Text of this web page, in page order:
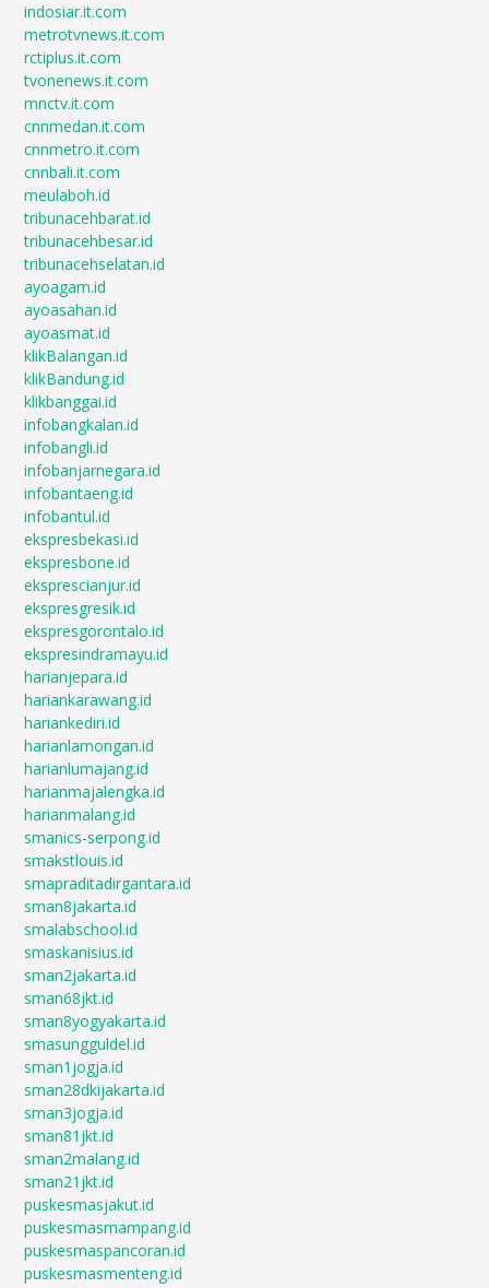
indosiar.it.com
metrotvnews.it.com
rctiplus.it.com
tvonenews.it.com
mnctv.it.com
cnnmedan.it.com
cnnmetro.it.com
cnnbali.it.com
meulaboh.id
tribunacehbarat.id
tribunacehbesar.id
tribunacehselatan.id
ayoagam.id
ayoasahan.id
ayoasmat.id
klikBalangan.id
klikBandung.id
klikbanggai.id
infobangkalan.id
infobangli.id
infobanjarnegara.id
infobantaeng.id
infobantul.id
ekspresbekasi.id
ekspresbone.id
eksprescianjur.id
ekspresgresik.id
ekspresgorontalo.id
ekspresindramayu.id
harianjepara.id
hariankarawang.id
hariankediri.id
harianlamongan.id
harianlumajang.id
harianmajalengka.id
harianmalang.id
smanics-serpong.id
smakstlouis.id
smapraditadirgantara.id
sman8jakarta.id
smalabschool.id
smaskanisius.id
sman2jakarta.id
sman68jkt.id
sman8yogyakarta.id
smasungguldel.id
sman1jogja.id
sman28dkijakarta.id
sman3jogja.id
sman81jkt.id
sman2malang.id
sman21jkt.id
puskesmasjakut.id
puskesmasmampang.id
puskesmaspancoran.id
puskesmasmenteng.id